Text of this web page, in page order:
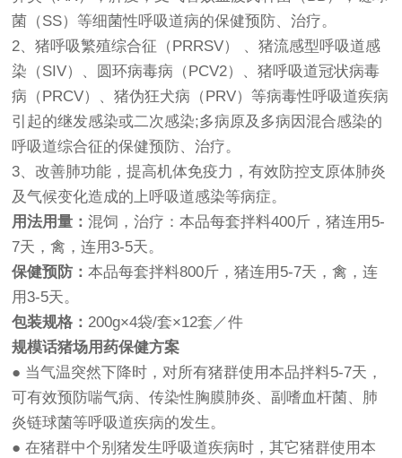
菌（SS）等细菌性呼吸道病的保健预防、治疗。
2、猪呼吸繁殖综合征（PRRSV） 、猪流感型呼吸道感
染（SIV）、圆环病毒病（PCV2）、猪呼吸道冠状病毒
病（PRCV）、猪伪狂犬病（PRV）等病毒性呼吸道疾病
引起的继发感染或二次感染;多病原及多病因混合感染的
呼吸道综合征的保健预防、治疗。
3、改善肺功能，提高机体免疫力，有效防控支原体肺炎
及气候变化造成的上呼吸道感染等病症。
用法用量：混饲，治疗：本品每套拌料400斤，猪连用5-
7天，禽，连用3-5天。
保健预防：本品每套拌料800斤，猪连用5-7天，禽，连
用3-5天。
包装规格： 200g×4袋/套×12套／件
规模话猪场用药保健方案
● 当气温突然下降时，对所有猪群使用本品拌料5-7天，
可有效预防喘气病、传染性胸膜肺炎、副嗜血杆菌、肺
炎链球菌等呼吸道疾病的发生。
● 在猪群中个别猪发生呼吸道疾病时，其它猪群使用本